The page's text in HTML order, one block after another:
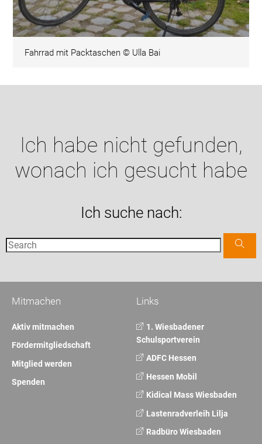
Fahrrad mit Packtaschen © Ulla Bai
Ich habe nicht gefunden,
wonach ich gesucht habe
Ich suche nach:
Links
1. Wiesbadener
Schulsportverein
ADFC Hessen
Hessen Mobil
Kidical Mass Wiesbaden
Lastenradverleih Lilja
Radbüro Wiesbaden
Mitmachen
Aktiv mitmachen
Fördermitgliedschaft
Mitglied werden
Spenden